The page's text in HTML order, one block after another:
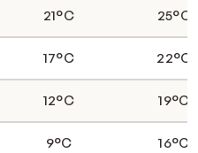
21°C 25°C
17°C 22°C
12°C 19°C
9°C 16°C